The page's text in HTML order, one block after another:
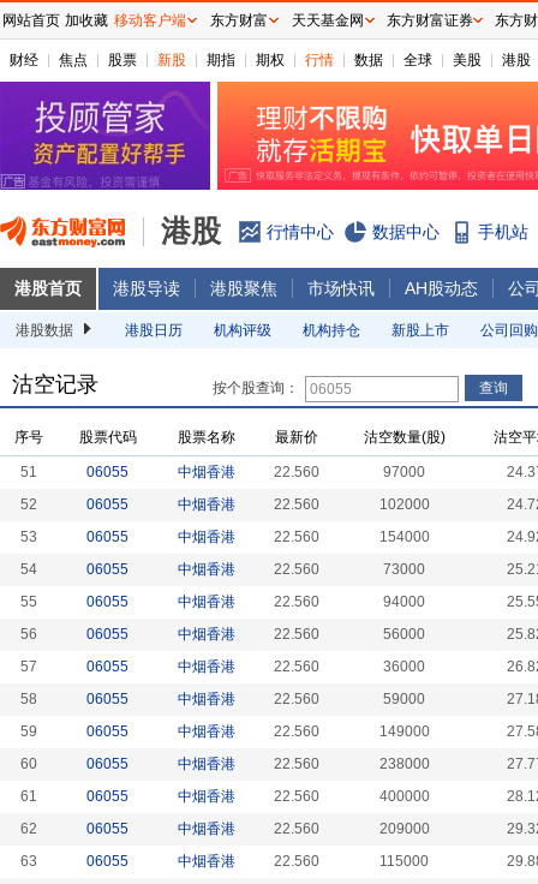
财经 焦点 股票 新股 期指 期权 行情 数据 全球 美股 港股
港股 行情中心 数据中心 手机站
港股首页 港股导读 港股聚焦 市场快讯 AH股动态 公
港股数据 港股日历 机构评级 机构持仓 新股上市 公司回购
沽空记录 按个股查询：
序号 股票代码 股票名称 最新价 沽空数量(股) 沽空
51 06055 中烟香港 22.560 97000
52
06055 中烟香港 22.560 102000
53
06055 中烟香港 22.560 154000
54
06055 中烟香港 22.560 73000
55
06055 中烟香港 22.560 94000
56
06055 中烟香港 22.560 56000
57
06055 中烟香港 22.560 36000
58
06055 中烟香港 22.560 59000
59
06055 中烟香港 22.560 149000
60
06055 中烟香港 22.560 238000
61
06055 中烟香港 22.560 400000
62
06055 中烟香港 22.560 209000
63
06055 中烟香港 22.560 115000
网站首页 加收藏 移动客户端 东方财富 天天基金网 东方财富证券 东方